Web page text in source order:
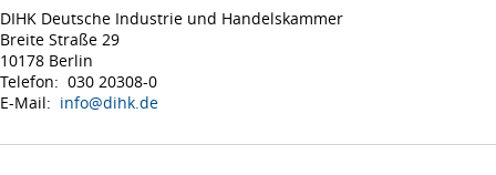
DIHK Deutsche Industrie und Handelskammer
Breite Straße 29
10178 Berlin
Telefon: 030 20308-0
E-Mail: info@dihk.de